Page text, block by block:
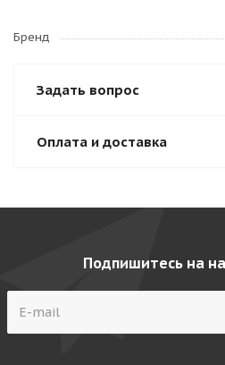
Бренд
Задать вопрос
Оплата и доставка
Подпишитесь на